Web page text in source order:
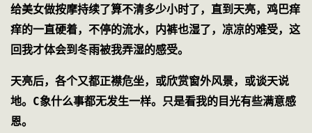
给美女做按摩持续了算不清多少小时了，直到天亮，鸡巴痒
痒的一直硬着，不停的流水，内裤也湿了，凉凉的难受，这
回我才体会到冬雨被我弄湿的感受。
天亮后，各个又都正襟危坐，或欣赏窗外风景，或谈天说
地。C象什么事都无发生一样。只是看我的目光有些满意感
恩。